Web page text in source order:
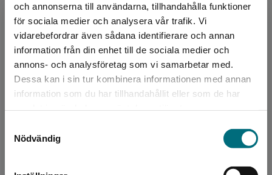
och annonserna till användarna, tillhandahålla funktioner
för sociala medier och analysera vår trafik. Vi
vidarebefordrar även sådana identifierare och annan
information från din enhet till de sociala medier och
annons- och analysföretag som vi samarbetar med.
Dessa kan i sin tur kombinera informationen med annan
information som du har tillhandahållit eller som de har
Nödvändig
Begränsad fraktregion
Det verkar som att du besöker
Sverige. För att kunna slutföra ett köp måste
Lättlästnivå:
X-Large
ISBN:
9789179493202
Utgivningsår:
2021
Artikelnummer:
43942-01
Upplaga:
Första